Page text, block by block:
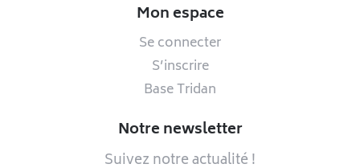
Mon espace
Se connecter
S’inscrire
Base Tridan
Notre newsletter
Suivez notre actualité !